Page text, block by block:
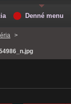
>
Denné menu